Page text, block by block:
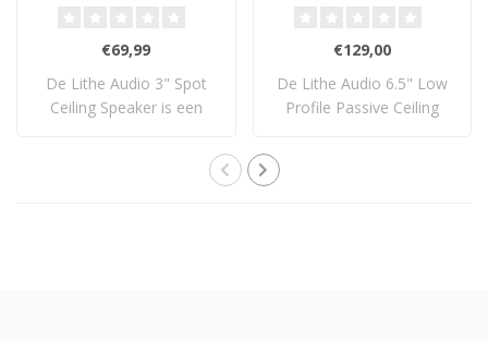
€69,99
De Lithe Audio 3" Spot
Ceiling Speaker is een
€129,00
De Lithe Audio 6.5" Low
Profile Passive Ceiling